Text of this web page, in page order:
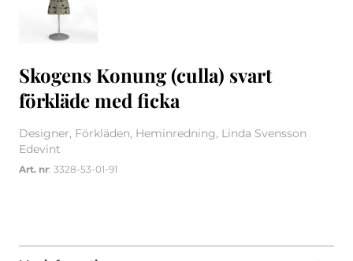
Skogens Konung (culla) svart
förkläde med ficka
Designer, Förkläden, Heminredning, Linda Svensson
Edevint
Art. nr: 3328-53-01-91